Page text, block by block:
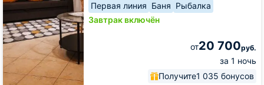
Первая линия Баня Рыбалка
Завтрак включён
от20 700руб.
за 1 ночь
Получите1 035 бонусов